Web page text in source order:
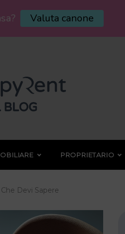
PROPRIETARIO
Devi Sapere
Valuta canone